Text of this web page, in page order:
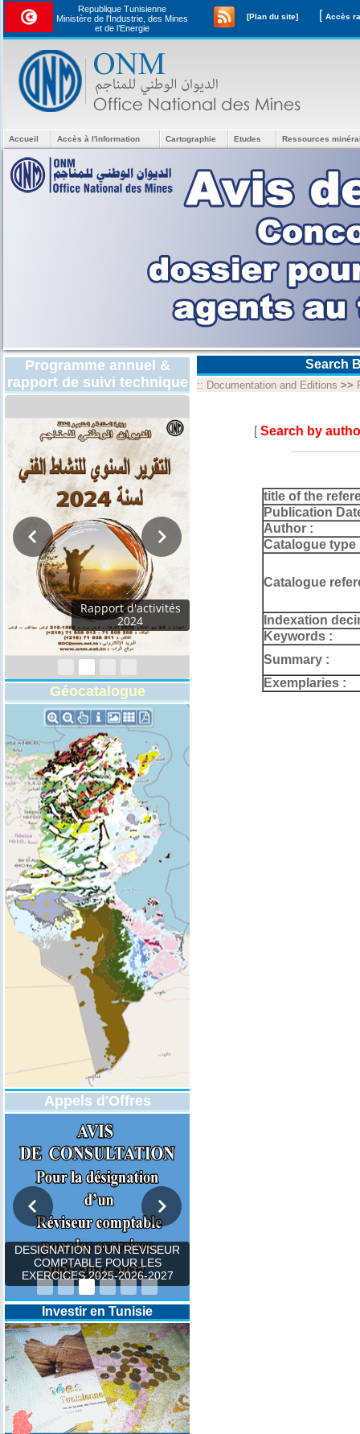
Republique Tunisienne
Ministère de l'Industrie, des Mines
et de l’Energie
[Plan du site] [
Accueil Accès à l'information Cartographie Etudes Ressources
Programme annuel &
rapport de suivi technique
Rapport d'activités
2024
Géocatalogue
Appels d'Offres
DESIGNATION D’UN REVISEUR
COMPTABLE POUR LES
EXERCICES 2025-2026-2027
Investir en Tunisie
Search
:: Documentation and Editions >>
[Search by
title of the
Publication
Author :
Catalogue type
Catalogue
Indexation
Keywords :
Summary :
Exemplaries :